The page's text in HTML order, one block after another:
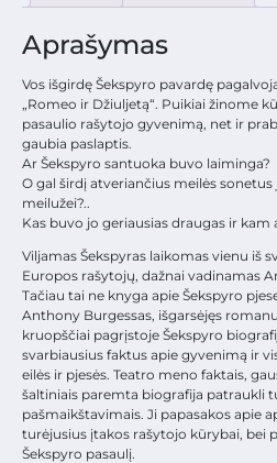
Aprašymas
Vos išgirdę Šekspyro pavardę
„Romeo ir Džiuljetą“. Puikiai žinome
pasaulio rašytojo gyvenimą, net ir
gaubia paslaptis.
Ar Šekspyro santuoka buvo laiminga?
O gal širdį atveriančius meilės sonetus
meilužei?..
Kas buvo jo geriausias draugas ir kam
Viljamas Šekspyras laikomas vienu iš
Europos rašytojų, dažnai vadinamas
Tačiau tai ne knyga apie Šekspyro
Anthony Burgessas, išgarsėjęs
kruopščiai pagrįstoje Šekspyro
svarbiausius faktus apie gyvenimą ir
eilės ir pjesės. Teatro meno faktais,
šaltiniais paremta biografija patraukli
pašmaikštavimais. Ji papasakos apie
turėjusius įtakos rašytojo kūrybai, bei
Šekspyro pasaulį.